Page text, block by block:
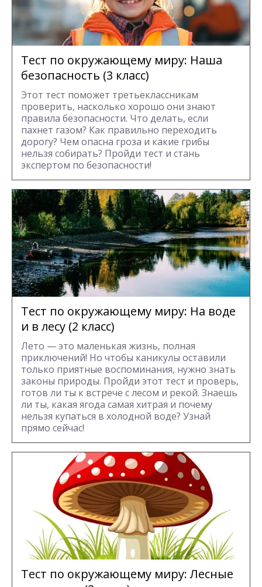
Тест по окружающему миру: Наша
безопасность (3 класс)
Этот тест поможет третьеклассникам
проверить, насколько хорошо они знают
правила безопасности. Что делать, если
пахнет газом? Как правильно переходить
дорогу? Чем опасна гроза и какие грибы
нельзя собирать? Пройди тест и стань
экспертом по безопасности!
Тест по окружающему миру: Ha воде
и в лесу (2 класс)
Лето — это маленькая жизнь, полная
приключений! Но чтобы каникулы оставили
только приятные воспоминания, нужно знать
законы природы. Пройди этот тест и проверь,
готов ли ты к встрече с лесом и рекой. Знаешь
ли ты, какая ягода самая хитрая и почему
нельзя купаться в холодной воде? Узнай
прямо сейчас!
Тест по окружающему миру: Лесные